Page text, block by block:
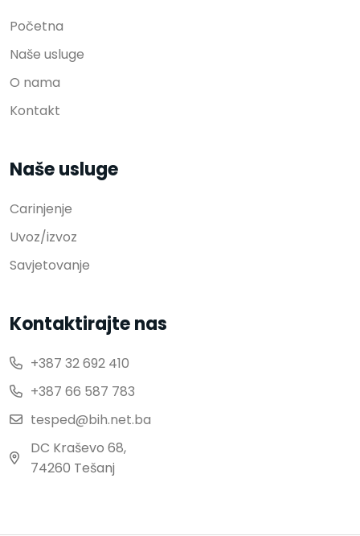
Početna
Naše usluge
O nama
Kontakt
Naše usluge
Carinjenje
Uvoz/izvoz
Savjetovanje
Kontaktirajte nas
+387 32 692 410
+387 66 587 783
tesped@bih.net.ba
DC Kraševo 68,
74260 Tešanj